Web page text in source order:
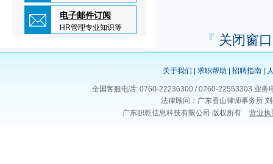
电子邮件订阅
HR管理专业知识等
『 关闭窗口
关于我们 求职帮助 招聘指南
全国客服电话: 0760-22236300 / 0760-22553303 业
法律顾问：广东香山律师事务所
广东职乾信息科技有限公司 版权所有
营业执